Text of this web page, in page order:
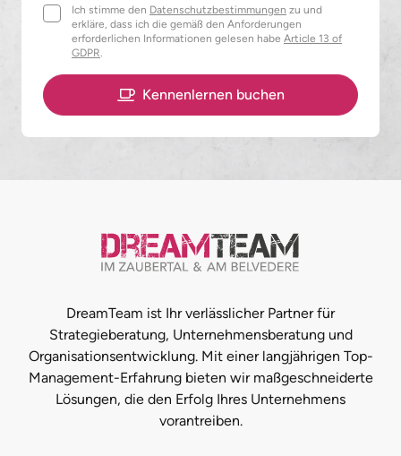
Ich stimme den Datenschutzbestimmungen zu und
erkläre, dass ich die gemäß den Anforderungen
erforderlichen Informationen gelesen habe Article 13 of
GDPR
Kennenlernen buchen
DreamTeam ist Ihr verlässlicher Partner für
Strategieberatung, Unternehmensberatung und
Organisationsentwicklung. Mit einer langjährigen Top-
Management-Erfahrung bieten wir maßgeschneiderte
Lösungen, die den Erfolg Ihres Unternehmens
vorantreiben.